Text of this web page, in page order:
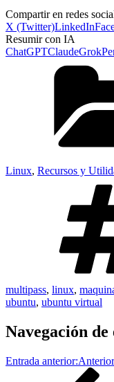
Compartir en redes
X (Twitter)LinkedIn
Resumir con IA
ChatGPTClaudeGrok
Linux, Recursos y
multipass, linux,
ubuntu, ubuntu virtual
Navegación de
Entrada anterior:Anterior